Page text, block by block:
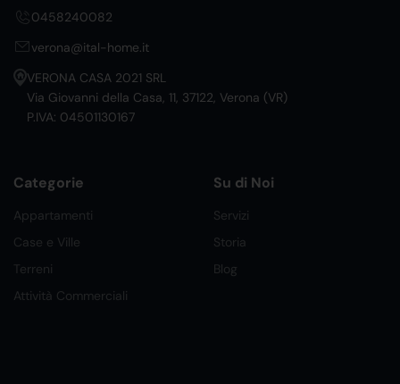
0458240082
verona@ital-home.it
VERONA CASA 2021 SRL
Via Giovanni della Casa, 11, 37122, Verona (VR)
P.IVA: 04501130167
Categorie
Appartamenti
Case e Ville
Terreni
Attività Commerciali
Su di Noi
Servizi
Storia
Blog